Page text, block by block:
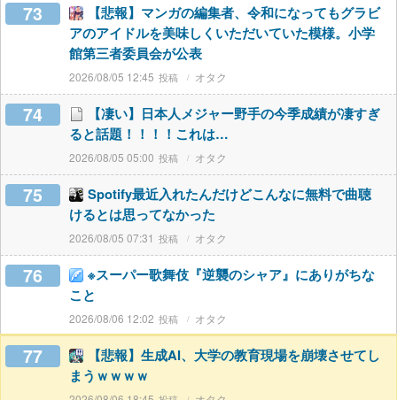
73
【悲報】マンガの編集者、令和になってもグラビ
アのアイドルを美味しくいただいていた模様。小学
館第三者委員会が公表
2026/08/05 12:45 オタク
74
【凄い】日本人メジャー野手の今季成績が凄すぎ
ると話題！！！！これは…
2026/08/05 05:00 オタク
75
Spotify最近入れたんだけどこんなに無料で曲聴
けるとは思ってなかった
2026/08/05 07:31 オタク
76
※スーパー歌舞伎『逆襲のシャア』にありがちな
こと
2026/08/06 12:02 オタク
77
【悲報】生成AI、大学の教育現場を崩壊させてし
まうｗｗｗｗ